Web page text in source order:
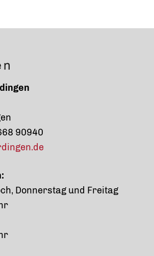
90940
Donnerstag und Freitag